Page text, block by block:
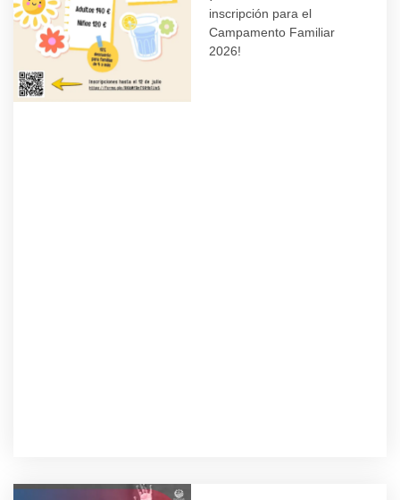
inscripción para el
Campamento Familiar
2026!